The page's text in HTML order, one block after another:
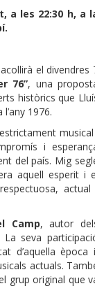
a les 22:30 h, a
el divendres
76”, una
històrics que
1976.
i
del país. Mig
aquell esperit i
Camp, autor
seva
d’aquella època
actuals.
grup original que